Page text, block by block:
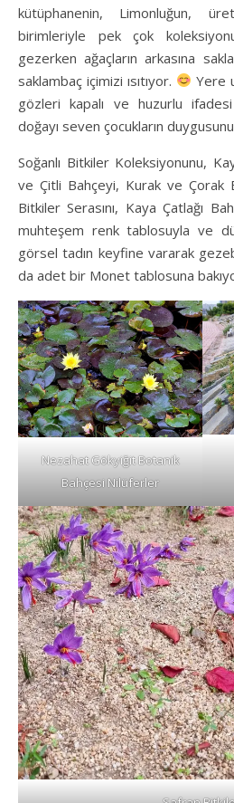
kütüphanenin, Limonluğun,
birimleriyle pek çok
gezerken ağaçların arkasına
saklambaç içimizi ısıtıyor.
Yere
gözleri kapalı ve huzurlu
doğayı seven çocukların
Soğanlı Bitkiler Koleksiyonunu,
ve Çitli Bahçeyi, Kurak ve Çorak
Bitkiler Serasını, Kaya Çatlağı
muhteşem renk tablosuyla ve
görsel tadın keyfine vararak
da adet bir Monet tablosuna
Nezahat Gökyiğit Botanik
Bahçesi Nilüferler